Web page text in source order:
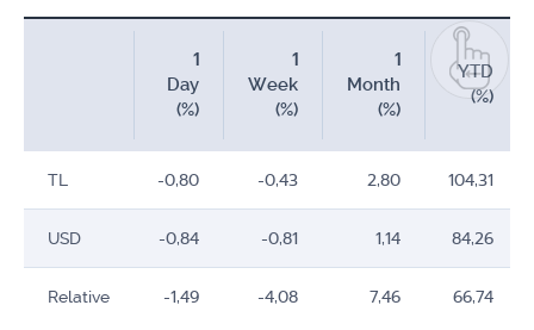
1
Day
(%)
1
Week
(%)
1
Month
(%)
YTD
(%)
TL -0,80 -0,43 2,80 104,31
USD -0,84 -0,81 1,14 84,26
Relative -1,49 -4,08 7,46 66,74